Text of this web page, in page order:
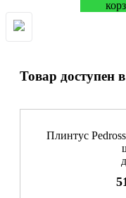
Товар доступен
Плинтус